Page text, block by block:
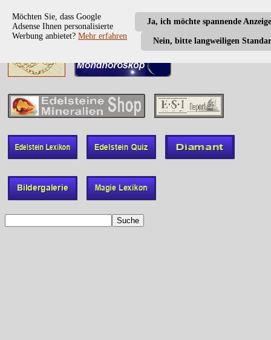
Ja, ich möchte spannende
Nein, bitte langweiligen
Möchten Sie, dass Google
Adsense Ihnen personalisierte
Werbung anbietet? Mehr erfahren